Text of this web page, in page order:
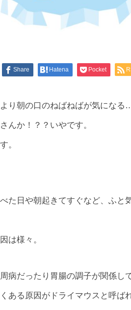
Share Hatena Pocket
り朝の口のねばねばが気になる…
んか！？？いやです。
。
た日や朝起きてすぐなど、ふ
は様々。
病だったり胃腸の調子が関係し
ある原因がドライマウスと呼ば